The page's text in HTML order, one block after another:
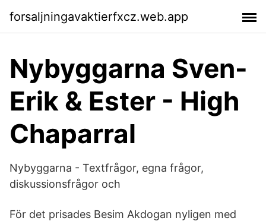
forsaljningavaktierfxcz.web.app
Nybyggarna Sven-
Erik & Ester - High
Chaparral
Nybyggarna - Textfrågor, egna frågor,
diskussionsfrågor och
För det prisades Besim Akdogan nyligen med